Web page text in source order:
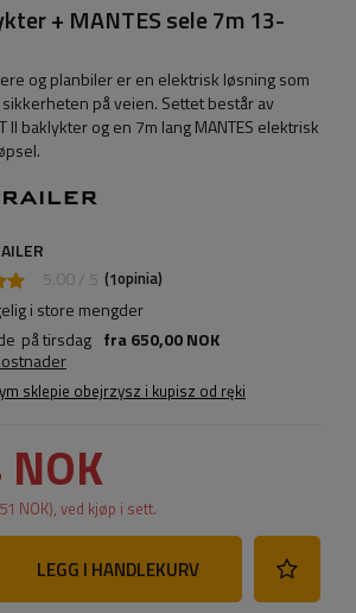
+ MANTES sele 7m 13-
og planbiler er en elektrisk løsning som
på veien. Settet består av
II baklykter og en 7m lang MANTES elektrisk
5.00 / 5 (1opinia)
i store mengder
på tirsdag fra650,00 NOK
sklepie obejrzysz i kupisz od ręki
NOK), ved kjøp i sett.
LEGG I HANDLEKURV